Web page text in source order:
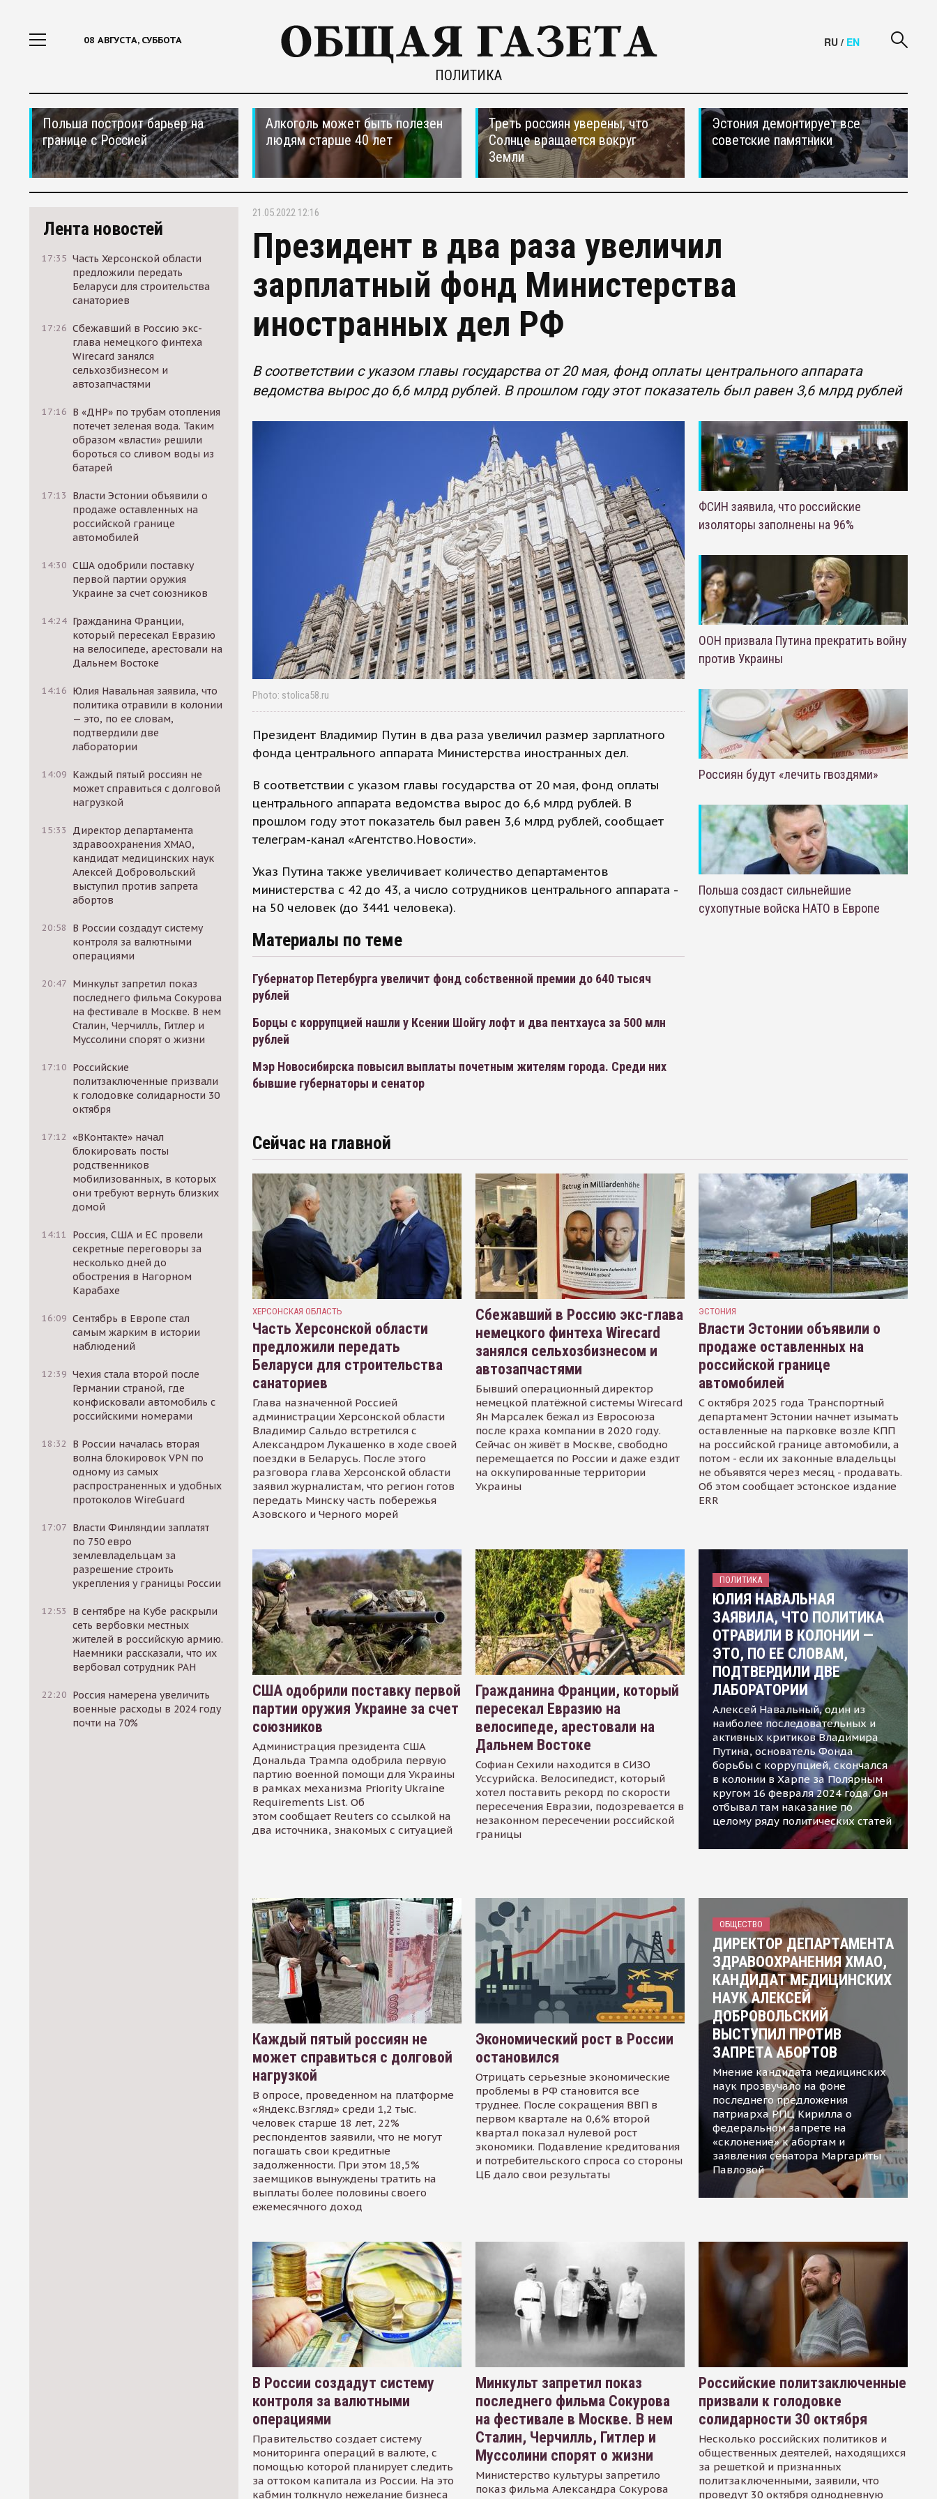
08 АВГУСТА, СУББОТА
ПОЛИТИКА
RU / EN
Польша построит барьер на
границе с Россией
Алкоголь может быть полезен
людям старше 40 лет
Треть россиян уверены, что
Солнце вращается вокруг
Земли
Эстония демонтирует все
советские памятники
Лента новостей
17:35 Часть Херсонской области
предложили передать
Беларуси для строительства
санаториев
17:26 Сбежавший в Россию экс-
глава немецкого финтеха
Wirecard занялся
сельхозбизнесом и
автозапчастями
17:16 В «ДНР» по трубам отопления
потечет зеленая вода. Таким
образом «власти» решили
бороться со сливом воды из
батарей
17:13
Власти Эстонии объявили о
продаже оставленных на
российской границе
автомобилей
14:30 США одобрили поставку
первой партии оружия
Украине за счет союзников
14:24 Гражданина Франции,
который пересекал Евразию
на велосипеде, арестовали на
Дальнем Востоке
14:16 Юлия Навальная заявила, что
политика отравили в колонии
— это, по ее словам,
подтвердили две
лаборатории
14:09 Каждый пятый россиян не
может справиться с долговой
нагрузкой
15:33
Директор департамента
здравоохранения ХМАО,
кандидат медицинских наук
Алексей Добровольский
выступил против запрета
абортов
20:58
В России создадут систему
контроля за валютными
операциями
20:47 Минкульт запретил показ
последнего фильма Сокурова
на фестивале в Москве. В нем
Сталин, Черчилль, Гитлер и
Муссолини спорят о жизни
17:10 Российские
политзаключенные призвали
к голодовке солидарности 30
октября
17:12 «ВКонтакте» начал
блокировать посты
родственников
мобилизованных, в которых
они требуют вернуть близких
домой
14:11
Россия, США и ЕС провели
секретные переговоры за
несколько дней до
обострения в Нагорном
Карабахе
16:09 Сентябрь в Европе стал
самым жарким в истории
наблюдений
12:39 Чехия стала второй после
Германии страной, где
конфисковали автомобиль с
российскими номерами
18:32
В России началась вторая
волна блокировок VPN по
одному из самых
распространенных и удобных
протоколов WireGuard
17:07 Власти Финляндии заплатят
по 750 евро
землевладельцам за
разрешение строить
укрепления у границы России
12:53
В сентябре на Кубе раскрыли
сеть вербовки местных
жителей в российскую армию.
Наемники рассказали, что их
вербовал сотрудник РАН
22:20 Россия намерена увеличить
военные расходы в 2024 году
почти на 70%
21.05.2022 12:16
Президент в два раза увеличил
зарплатный фонд Министерства
иностранных дел РФ
В соответствии с указом главы государства от 20 мая, фонд оплаты центрального аппарата
ведомства вырос до 6,6 млрд рублей. В прошлом году этот показатель был равен 3,6 млрд рублей
Photo: stolica58.ru
Президент Владимир Путин в два раза увеличил размер зарплатного
фонда центрального аппарата Министерства иностранных дел.
В соответствии с указом главы государства от 20 мая, фонд оплаты
центрального аппарата ведомства вырос до 6,6 млрд рублей. В
прошлом году этот показатель был равен 3,6 млрд рублей, сообщает
телеграм-канал «Агентство.Новости».
Указ Путина также увеличивает количество департаментов
министерства с 42 до 43, а число сотрудников центрального аппарата -
на 50 человек (до 3441 человека).
Материалы по теме
Губернатор Петербурга увеличит фонд собственной премии до 640 тысяч
рублей
Борцы с коррупцией нашли у Ксении Шойгу лофт и два пентхауса за 500 млн
рублей
Мэр Новосибирска повысил выплаты почетным жителям города. Среди них
бывшие губернаторы и сенатор
ФСИН заявила, что российские
изоляторы заполнены на 96%
ООН призвала Путина прекратить войну
против Украины
Россиян будут «лечить гвоздями»
Польша создаст сильнейшие
сухопутные войска НАТО в Европе
Сейчас на главной
ХЕРСОНСКАЯ ОБЛАСТЬ
Часть Херсонской области
предложили передать
Беларуси для строительства
санаториев
Глава назначенной Россией
администрации Херсонской области
Владимир Сальдо встретился с
Александром Лукашенко в ходе своей
поездки в Беларусь. После этого
разговора глава Херсонской области
заявил журналистам, что регион готов
передать Минску часть побережья
Азовского и Черного морей
Сбежавший в Россию экс-глава
немецкого финтеха Wirecard
занялся сельхозбизнесом и
автозапчастями
Бывший операционный директор
немецкой платёжной системы Wirecard
Ян Марсалек бежал из Евросоюза
после краха компании в 2020 году.
Сейчас он живёт в Москве, свободно
перемещается по России и даже ездит
на оккупированные территории
Украины
ЭСТОНИЯ
Власти Эстонии объявили о
продаже оставленных на
российской границе
автомобилей
С октября 2025 года Транспортный
департамент Эстонии начнет изымать
оставленные на парковке возле КПП
на российской границе автомобили, а
потом - если их законные владельцы
не объявятся через месяц - продавать.
Об этом сообщает эстонское издание
ERR
США одобрили поставку первой
партии оружия Украине за счет
союзников
Администрация президента США
Дональда Трампа одобрила первую
партию военной помощи для Украины
в рамках механизма Priority Ukraine
Requirements List. Об
этом сообщает Reuters со ссылкой на
два источника, знакомых с ситуацией
Гражданина Франции, который
пересекал Евразию на
велосипеде, арестовали на
Дальнем Востоке
Софиан Сехили находится в СИЗО
Уссурийска. Велосипедист, который
хотел поставить рекорд по скорости
пересечения Евразии, подозревается в
незаконном пересечении российской
границы
ПОЛИТИКА
ЮЛИЯ НАВАЛЬНАЯ
ЗАЯВИЛА, ЧТО ПОЛИТИКА
ОТРАВИЛИ В КОЛОНИИ —
ЭТО, ПО ЕЕ СЛОВАМ,
ПОДТВЕРДИЛИ ДВЕ
ЛАБОРАТОРИИ
Алексей Навальный, один из
наиболее последовательных и
активных критиков Владимира
Путина, основатель Фонда
борьбы с коррупцией, скончался
в колонии в Харпе за Полярным
кругом 16 февраля 2024 года. Он
отбывал там наказание по
целому ряду политических статей
Каждый пятый россиян не
может справиться с долговой
нагрузкой
В опросе, проведенном на платформе
«Яндекс.Взгляд» среди 1,2 тыс.
человек старше 18 лет, 22%
респондентов заявили, что не могут
погашать свои кредитные
задолженности. При этом 18,5%
заемщиков вынуждены тратить на
выплаты более половины своего
ежемесячного доход
Экономический рост в России
остановился
Отрицать серьезные экономические
проблемы в РФ становится все
труднее. После сокращения ВВП в
первом квартале на 0,6% второй
квартал показал нулевой рост
экономики. Подавление кредитования
и потребительского спроса со стороны
ЦБ дало свои результаты
ОБЩЕСТВО
ДИРЕКТОР ДЕПАРТАМЕНТА
ЗДРАВООХРАНЕНИЯ ХМАО,
КАНДИДАТ МЕДИЦИНСКИХ
НАУК АЛЕКСЕЙ
ДОБРОВОЛЬСКИЙ
ВЫСТУПИЛ ПРОТИВ
ЗАПРЕТА АБОРТОВ
Мнение кандидата медицинских
наук прозвучало на фоне
последнего предложения
патриарха РПЦ Кирилла о
федеральном запрете на
«склонение» к абортам и
заявления сенатора Маргариты
Павловой
В России создадут систему
контроля за валютными
операциями
Правительство создает систему
мониторинга операций в валюте, с
помощью которой планирует следить
за оттоком капитала из России. На это
кабмин толкнуло нежелание бизнеса
Минкульт запретил показ
последнего фильма Сокурова
на фестивале в Москве. В нем
Сталин, Черчилль, Гитлер и
Муссолини спорят о жизни
Министерство культуры запретило
показ фильма Александра Сокурова
Российские политзаключенные
призвали к голодовке
солидарности 30 октября
Несколько российских политиков и
общественных деятелей, находящихся
за решеткой и признанных
политзаключенными, заявили, что
проведут 30 октября однодневную